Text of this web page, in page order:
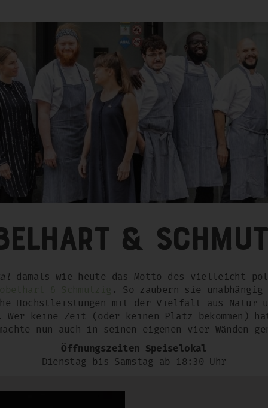
&
damals wie heute das Motto des vielleicht
. So zaubern sie
Höchstleistungen mit der Vielfalt aus Natur
Wer keine Zeit (oder keinen Platz bekommen)
nun auch in seinen eigenen vier Wänden
Öffnungszeiten Speiselokal
Dienstag bis Samstag ab 18:30 Uhr